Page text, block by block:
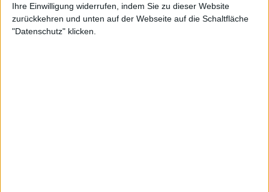
Ihre Einwilligung widerrufen, indem Sie zu dieser Website
zurückkehren und unten auf der Webseite auf die Schaltfläche
"Datenschutz" klicken.
großartige Band – keine Frage. Aber du kennst ihren Stil
und du weißt, was dich erwartet. Ich bin froh, dass wir mit
dem neuen Album wieder etwas anderes wagen.